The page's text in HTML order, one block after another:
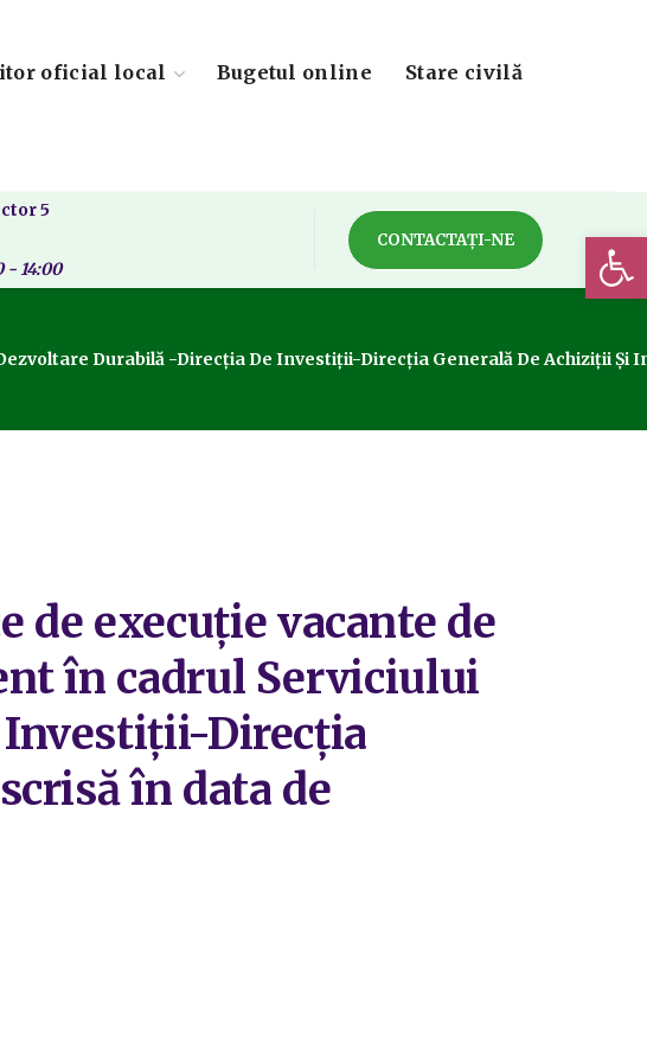
oficial local Bugetul online Stare civilă
5
- 14:00
CONTACTAȚI-NE
Durabilă -Direcția De Investiții-Direcția Generală De Achiziții Și
de execuție vacante de
în cadrul Serviciului
Direcția
în data de